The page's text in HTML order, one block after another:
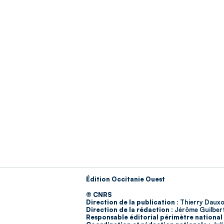
Édition Occitanie Ouest
© CNRS
Direction de la publication : Thierry
Direction de la rédaction : Jérôme
Responsable éditorial périmètre national